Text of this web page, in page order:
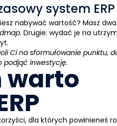
system
nabywać wartość? Masz
. Drugie: wydać je na
Ci na sformułowanie punktu,
podjąć inwestycję.
warto
dla których powinieneś